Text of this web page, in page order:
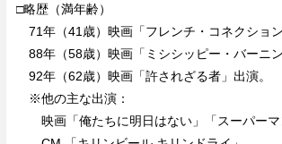
□略歴（満年齢）
71年（41歳）映画「フレンチ・コネクション
88年（58歳）映画「ミシシッピー・バーニン
92年（62歳）映画「許されざる者」出演。
※他の主な出演：
映画「俺たちに明日はない」「スーパーマ